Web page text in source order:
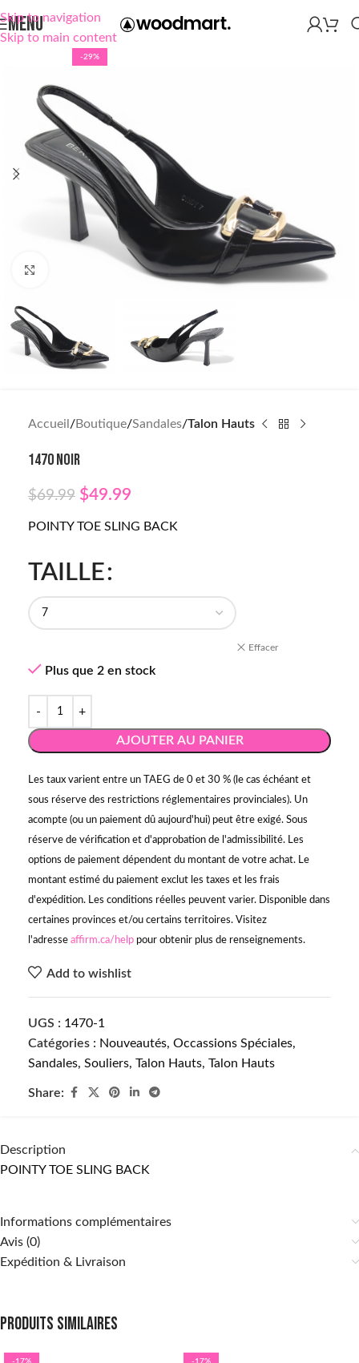
Skip to navigation
Skip to main content
MENU
-29%
Accueil Boutique Sandales Talon Hauts
1470 NOIR
$69.99 $49.99
POINTY TOE SLING BACK
TAILLE
Effacer
Plus que 2 en stock
AJOUTER AU PANIER
Les taux varient entre un TAEG de 0 et 30 % (le cas échéant et
sous réserve des restrictions réglementaires provinciales). Un
acompte (ou un paiement dû aujourd'hui) peut être exigé. Sous
réserve de vérification et d'approbation de l'admissibilité. Les
options de paiement dépendent du montant de votre achat. Le
montant estimé du paiement exclut les taxes et les frais
d'expédition. Les conditions réelles peuvent varier. Disponible dans
certaines provinces et/ou certains territoires. Visitez
l'adresse affirm.ca/help pour obtenir plus de renseignements.
Add to wishlist
UGS : 1470-1
Catégories : Nouveautés, Occassions Spéciales,
Sandales, Souliers, Talon Hauts, Talon Hauts
Share:
Description
POINTY TOE SLING BACK
Informations complémentaires
Avis (0)
Expédition & Livraison
Produits similaires
-17% -17%